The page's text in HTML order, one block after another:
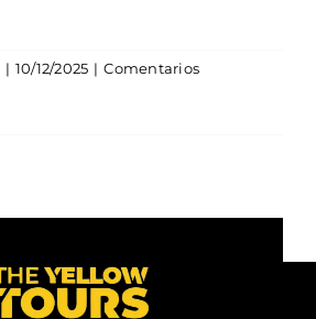
| 10/12/2025 | Comentarios